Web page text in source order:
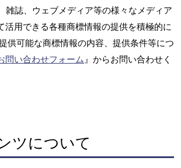
雑誌、ウェブメディア等の様々なメディア
活用できる各種商標情報の提供を積極的に
供可能な商標情報の内容、提供条件等につ
問い合わせフォーム』からお問い合わせく
ツについて